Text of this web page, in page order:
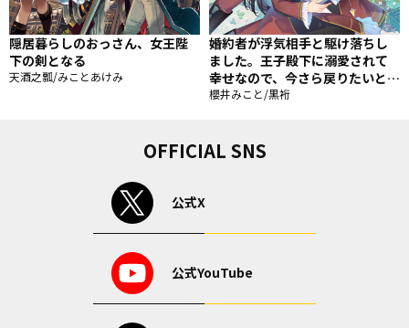
隠居暮らしのおっさん、女王陛
下の剣となる
天酒之瓢/みことあけみ
婚約者が浮気相手と駆け落ちし
ました。王子殿下に溺愛されて
幸せなので、今さら戻りたいと言
われても困ります。
櫻井みこと/黒裄
OFFICIAL SNS
公式X
公式YouTube